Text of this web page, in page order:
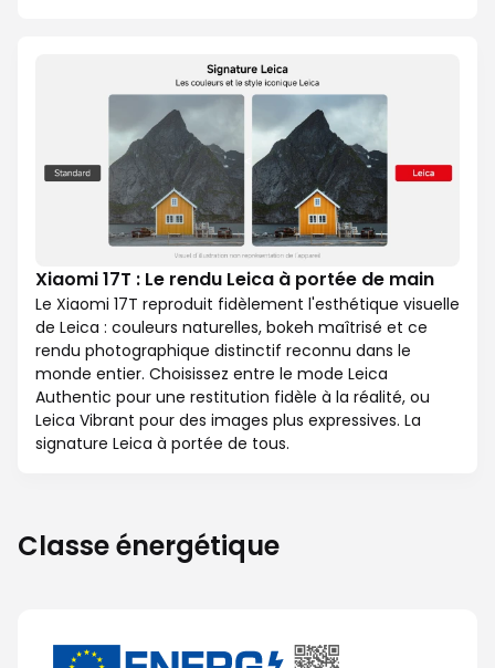
Xiaomi 17T : Le rendu Leica à portée de main
Le Xiaomi 17T reproduit fidèlement l'esthétique visuelle
de Leica : couleurs naturelles, bokeh maîtrisé et ce
rendu photographique distinctif reconnu dans le
monde entier. Choisissez entre le mode Leica
Authentic pour une restitution fidèle à la réalité, ou
Leica Vibrant pour des images plus expressives. La
signature Leica à portée de tous.
Classe énergétique